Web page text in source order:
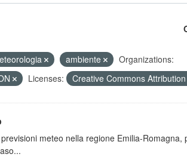
ambiente
Organizations:
Licenses: Creative Commons Attribution
meteo nella regione Emilia-